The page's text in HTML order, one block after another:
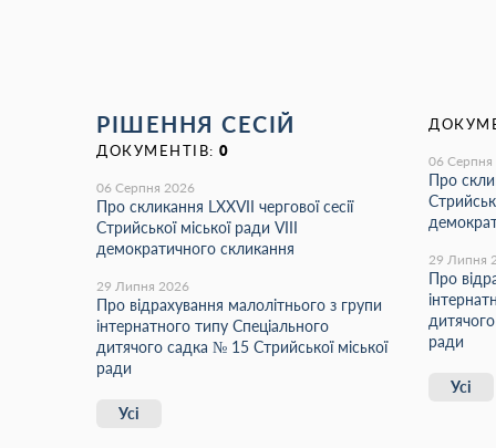
РІШЕННЯ СЕСІЙ
ДОКУМЕНТІВ: 0
06 Серпня 2026
Про скликання LХХVІІ чергової сесії
Стрийської міської ради VIII
демократичного скликання
29 Липня 2026
Про відрахування малолітнього з групи
інтернатного типу Спеціального
дитячого садка № 15 Стрийської міської
ради
Усі
06 Серпня
Про
29 Липня
Про
ради
Усі